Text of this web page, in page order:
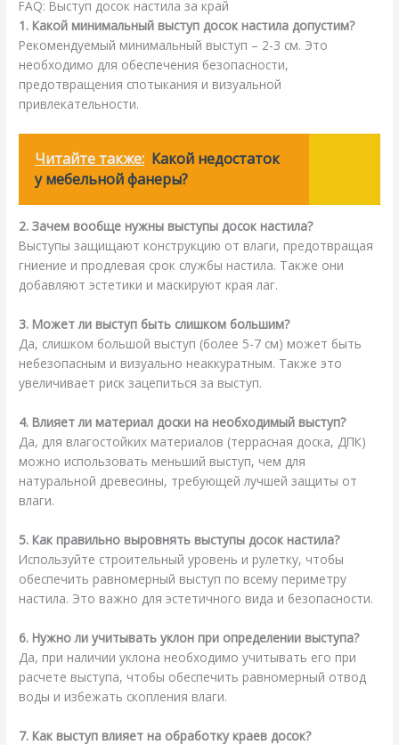
FAQ: Выступ досок настила за край
1. Какой минимальный выступ досок настила допустим?
Рекомендуемый минимальный выступ – 2-3 см. Это
необходимо для обеспечения безопасности,
предотвращения спотыкания и визуальной
привлекательности.
Читайте также: Какой недостаток
у мебельной фанеры?
2. Зачем вообще нужны выступы досок настила?
Выступы защищают конструкцию от влаги, предотвращая
гниение и продлевая срок службы настила. Также они
добавляют эстетики и маскируют края лаг.
3. Может ли выступ быть слишком большим?
Да, слишком большой выступ (более 5-7 см) может быть
небезопасным и визуально неаккуратным. Также это
увеличивает риск зацепиться за выступ.
4. Влияет ли материал доски на необходимый выступ?
Да, для влагостойких материалов (террасная доска, ДПК)
можно использовать меньший выступ, чем для
натуральной древесины, требующей лучшей защиты от
влаги.
5. Как правильно выровнять выступы досок настила?
Используйте строительный уровень и рулетку, чтобы
обеспечить равномерный выступ по всему периметру
настила. Это важно для эстетичного вида и безопасности.
6. Нужно ли учитывать уклон при определении выступа?
Да, при наличии уклона необходимо учитывать его при
расчете выступа, чтобы обеспечить равномерный отвод
воды и избежать скопления влаги.
7. Как выступ влияет на обработку краев досок?